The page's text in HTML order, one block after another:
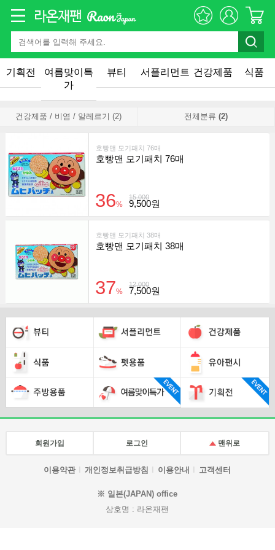
기획전
여름맞이특
가
뷰티 서플리먼트 건강제품 식품
건강제품 / 비염 / 알레르기 (2) 전체분류 (2)
호빵맨 모기패치 76매
호빵맨 모기패치 76매
15,000
36% 9,500원
호빵맨 모기패치 38매
호빵맨 모기패치 38매
12,000
37% 7,500원
회원가입 로그인 맨위로
이용약관 개인정보취급방침 이용안내 고객센터
※ 일본(JAPAN) office
상호명 : 라온재팬